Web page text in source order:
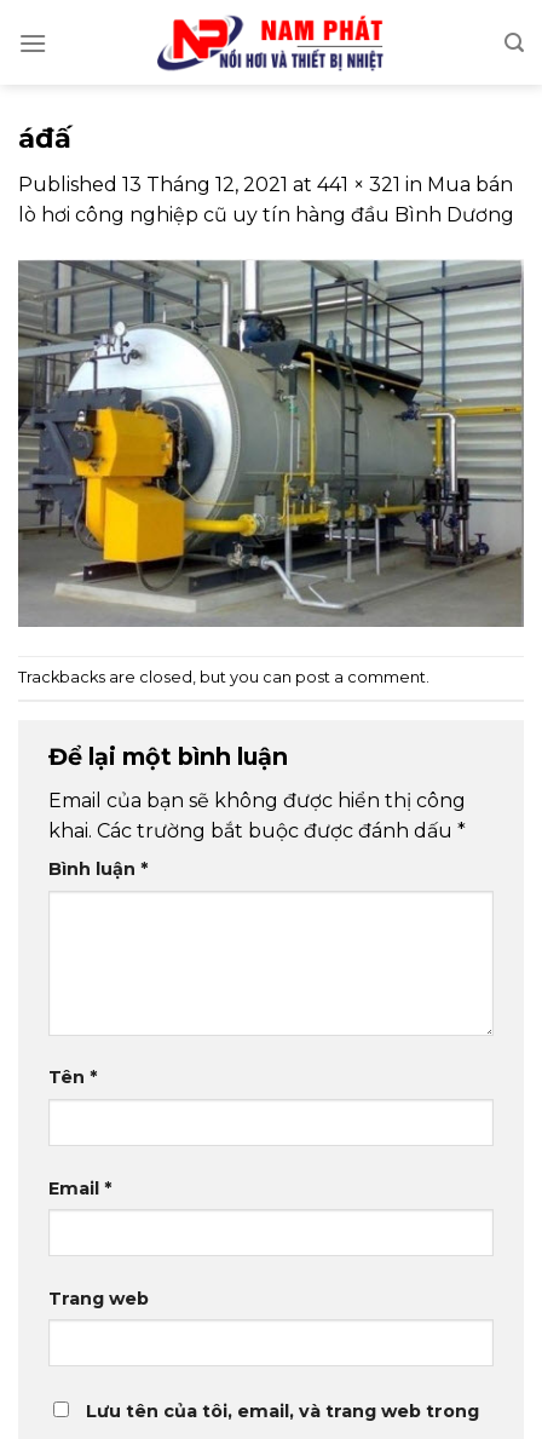
áđấ
Published 13 Tháng 12, 2021 at 441 × 321 in Mua bán
lò hơi công nghiệp cũ uy tín hàng đầu Bình Dương
Trackbacks are closed, but you can post a comment
Để lại một bình luận
Email của bạn sẽ không được hiển thị công
khai. Các trường bắt buộc được đánh dấu *
Bình luận *
Tên *
Email *
Trang web
Lưu tên của tôi, email, và trang web trong